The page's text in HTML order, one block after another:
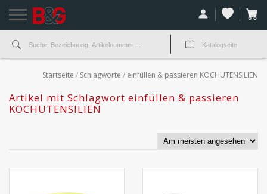
Startseite / Schlagworte / einfüllen & passieren KOCHUTENSILIEN
Artikel mit Schlagwort einfüllen & passieren
KOCHUTENSILIEN